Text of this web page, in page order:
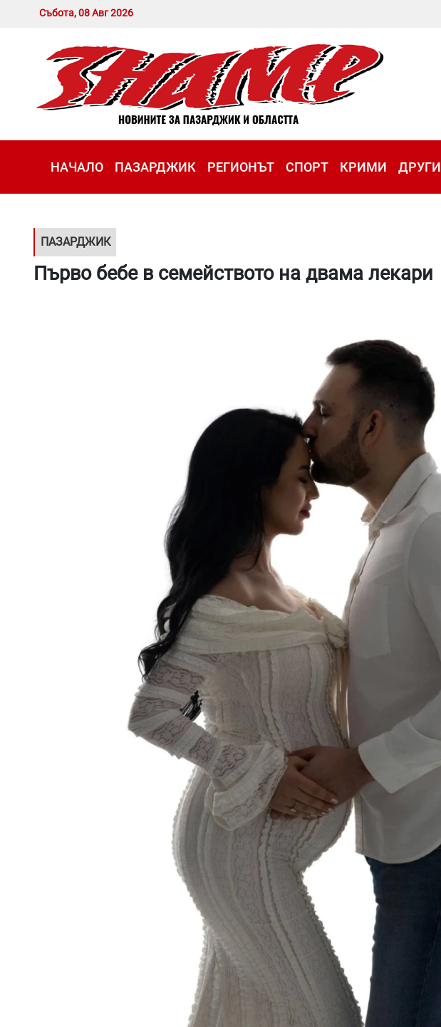
Събота, 08 Авг 2026
НАЧАЛО ПАЗАРДЖИК РЕГИОНЪТ СПОРТ КРИМИ ДРУГИ
ПАЗАРДЖИК
Първо бебе в семейството на двама лекари